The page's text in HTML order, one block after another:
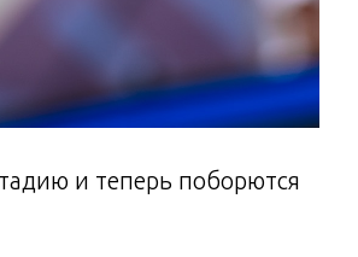
и теперь поборются